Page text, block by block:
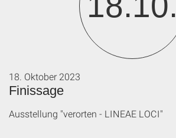
Finissage
18. Oktober 2023
Ausstellung "verorten - LINEAE LOCI"